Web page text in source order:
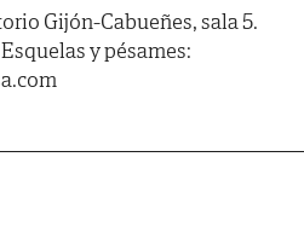
Gijón-Cabueñes, sala 5.
y pésames: